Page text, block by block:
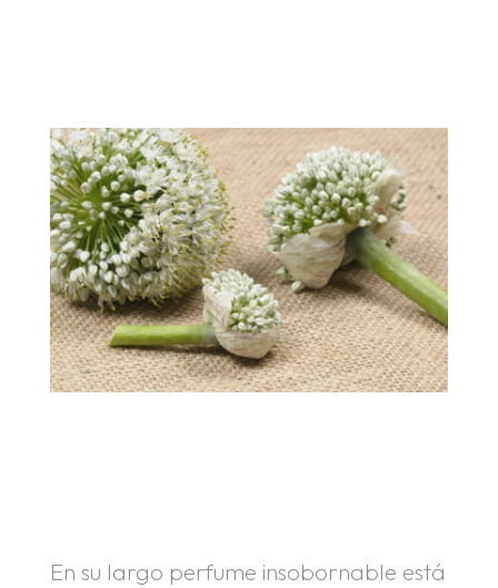
En su largo perfume insobornable está